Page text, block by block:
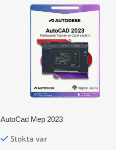
AutoCad Mep 2023
Stokta var